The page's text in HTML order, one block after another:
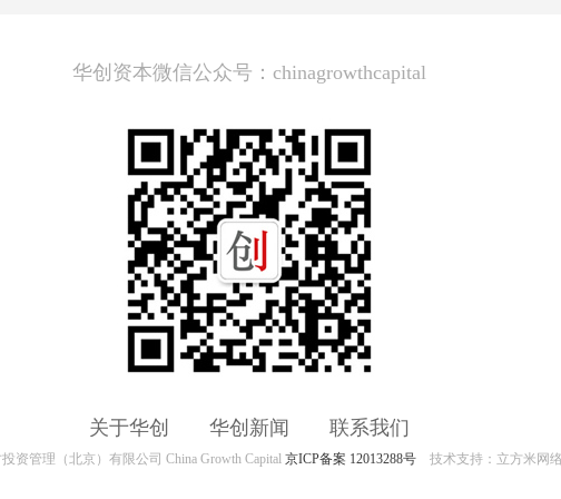
华创资本微信公众号：chinagrowthcapital
关于华创 华创新闻 联系我们
资管理（北京）有限公司 China Growth Capital 京ICP备案 12013288号 技术支持： 立方米网络